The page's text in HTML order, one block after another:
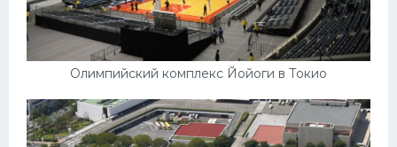
Олимпийский комплекс Йойоги в Токио